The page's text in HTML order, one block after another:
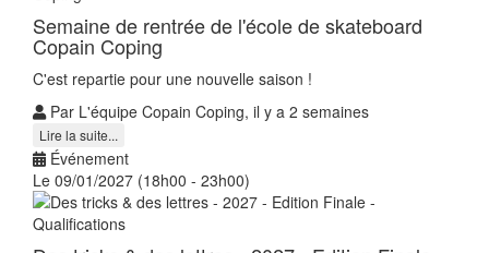
Semaine de rentrée de l'école de skateboard
Copain Coping
C'est repartie pour une nouvelle saison !
Par L'équipe Copain Coping, il y a 2 semaines
Lire la suite...
Événement
Le 09/01/2027 (18h00 - 23h00)